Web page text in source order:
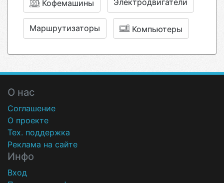
Кофемашины Электродвигатели
Маршрутизаторы Компьютеры
О нас
Соглашение
О проекте
Тех. поддержка
Реклама на сайте
Инфо
Вход